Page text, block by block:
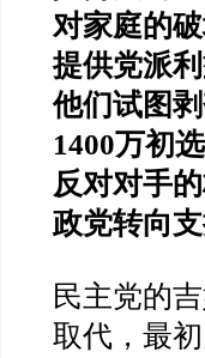
对家庭的
提供党派
他们试图
1400万初
反对对手
政党转向支
民主党的
取代，最